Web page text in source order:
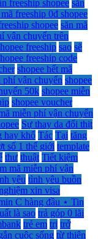
freeship shopee săn
freeship 0đ shopee
shopee săn mã
vận chuyển trên
freeship sao sẽ
freeship code
shopee hết mã
phí vận chuyển shopee
50k shopee miễn
shopee voucher
miễn phí vận chuyển
Sự thay da đổi thịt
hay khổ Tác Tại tăng
số 1 thế giới template
thư thuật Tiết kiệm
mã miễn phí vận
yêu tình yêu buồn
xin visa
C hàng đầu ⋆ Tin
là sao trả góp 0 lãi
trẻ em trị trở
cuộc sống từ thiện